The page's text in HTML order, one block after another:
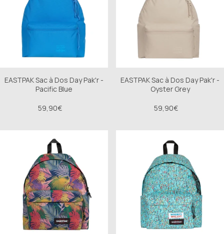
EASTPAK Sac à Dos Day Pak'r -
Pacific Blue
59,90€
EASTPAK Sac à Dos Day Pak'r -
Oyster Grey
59,90€